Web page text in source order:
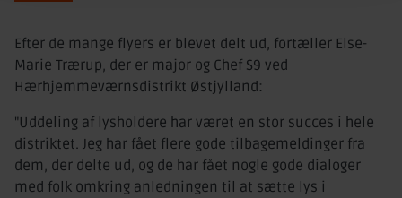
Efter de mange flyers er blevet delt ud, fortæller Else-
Marie Trærup, der er major og Chef S9 ved
Hærhjemmeværnsdistrikt Østjylland:
"Uddeling af lysholdere har været en stor succes i hele
distriktet. Jeg har fået flere gode tilbagemeldinger fra
dem, der delte ud, og de har fået nogle gode dialoger
med folk omkring anledningen til at sætte lys i